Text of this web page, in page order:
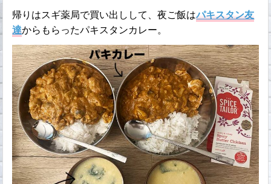
帰りはスギ薬局で買い出しして、夜ご飯はパキスタン友
達からもらったパキスタンカレー。